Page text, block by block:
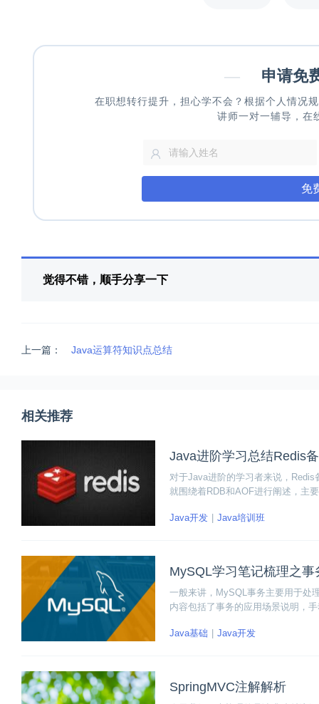
— 申请免
在职想转行提升，担心学不会？根据个人情况
讲师一对一辅导，在
免
觉得不错，顺手分享一下
上一篇： Java运算符知识点总结
相关推荐
Java进阶学习总结Redis
对于Java进阶的学习者来说，
就围绕着RDB和AOF进行阐述，主
Java开发
Java培训班
MySQL学习笔记梳理之事
一般来讲，MySQL事务主要用于处
内容包括了事务的应用场景说明，
Java基础
Java开发
SpringMVC注解解析